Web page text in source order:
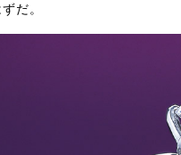
だ。